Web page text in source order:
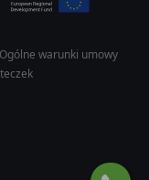
Ogólne warunki umowy